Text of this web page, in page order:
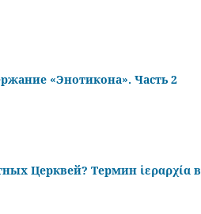
«Энотикона». Часть 2
Церквей? Термин ἱεραρχία в